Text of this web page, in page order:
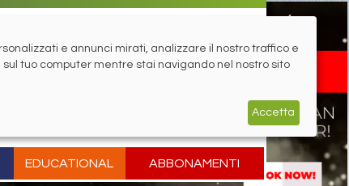
EDUCATIONAL ABBONAMENTI
e annunci mirati, analizzare il nostro traffico e
tuo computer mentre stai navigando nel nostro sito
Accetta